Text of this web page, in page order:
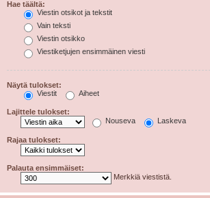
Hae täältä:
Viestin otsikot ja tekstit
Vain teksti
Viestin otsikko
Viestiketjujen ensimmäinen viesti
Näytä tulokset:
Viestit
Aiheet
Lajittele tulokset:
Nouseva
Laskeva
Rajaa tulokset:
Palauta ensimmäiset:
Merkkiä viestistä.